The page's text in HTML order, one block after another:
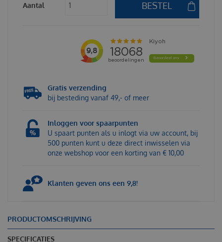
Aantal
Gratis verzending
bij besteding vanaf 49,- of meer
Inloggen voor spaarpunten
U spaart punten als u inlogt via uw account, bij
500 punten kunt u deze direct inwisselen via
onze webshop voor een korting van € 10,00
Klanten geven ons een 9,8!
PRODUCTOMSCHRIJVING
SPECIFICATIES